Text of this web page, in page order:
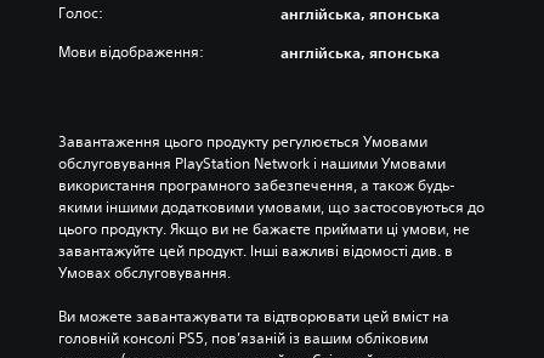
Голос: англійська, японська
Мови відображення: англійська, японська
Завантаження цього продукту регулюється Умовами
обслуговування PlayStation Network і нашими Умовами
використання програмного забезпечення, а також будь-
якими іншими додатковими умовами, що застосовуються до
цього продукту. Якщо ви не бажаєте приймати ці умови, не
завантажуйте цей продукт. Інші важливі відомості див. в
Умовах обслуговування.
Ви можете завантажувати та відтворювати цей вміст на
головній консолі PS5, пов’язаній із вашим обліковим